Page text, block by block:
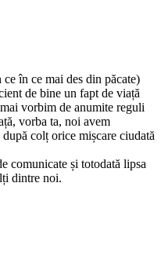
în ce mai des din păcate)
de bine un fapt de viață
vorbim de anumite reguli
vorba ta, noi avem
colț orice mișcare ciudată
comunicate și totodată lipsa
dintre noi.